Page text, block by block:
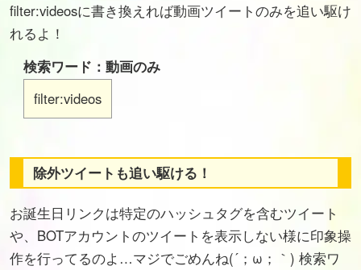
filter:videosに書き換えれば動画ツイートのみを追い駆け
れるよ！
検索ワード：動画のみ
filter:videos
除外ツイートも追い駆ける！
お誕生日リンクは特定のハッシュタグを含むツイート
や、BOTアカウントのツイートを表示しない様に印象操
作を行ってるのよ…マジでごめんね(´；ω；｀) 検索ワ